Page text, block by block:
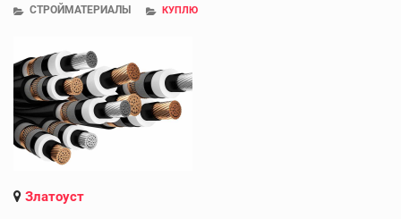
СТРОЙМАТЕРИАЛЫ КУПЛЮ
Златоуст